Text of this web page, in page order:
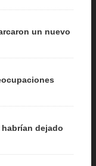
un nuevo
dejado